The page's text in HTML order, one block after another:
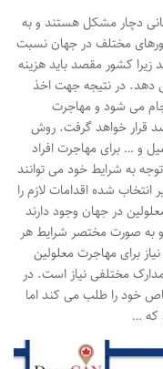
دچار مشکل هستند و به
مختلف در جهان نسبت
زیرا کشور مقصد باید هزینه
دهد. در نتیجه جهت اخذ
می شود و مهاجرت
قرار خواهد گرفت. روش
و … برای مهاجرت افراد
به شرایط خود می توانند
شده اقدامات لازم را
در جهان وجود دارند
و به صورت مختصر شرایط هر
برای مهاجرت معلولین
مختلفی نیاز است. در
خود را طلب می کند اما
که …